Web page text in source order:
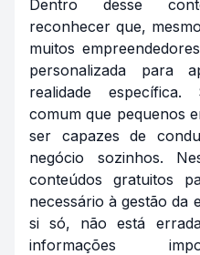
Dentro desse
reconhecer que,
muitos
personalizada para
realidade específica.
comum que pequenos
ser capazes de
negócio sozinhos.
conteúdos gratuitos
necessário à gestão da
si só, não está
informações